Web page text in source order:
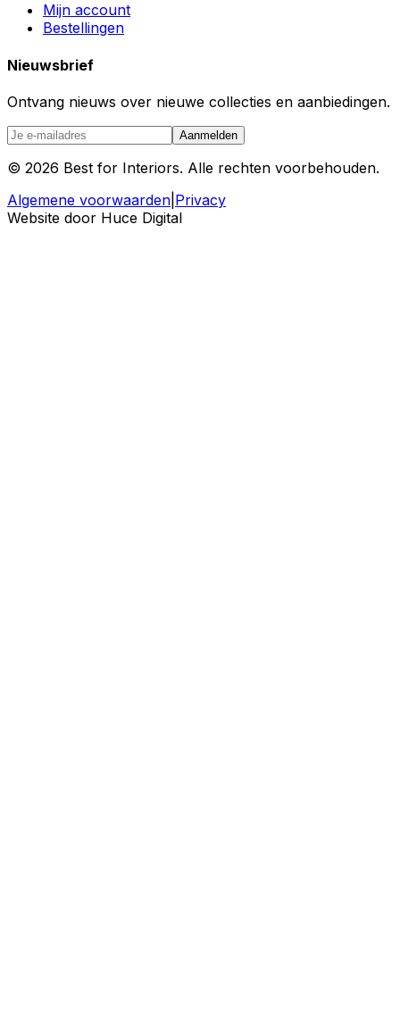
Mijn account
Bestellingen
Nieuwsbrief
Ontvang nieuws over nieuwe collecties en aanbiedingen.
Aanmelden
© 2026 Best for Interiors. Alle rechten voorbehouden.
Algemene voorwaarden Privacy
Website door Huce Digital